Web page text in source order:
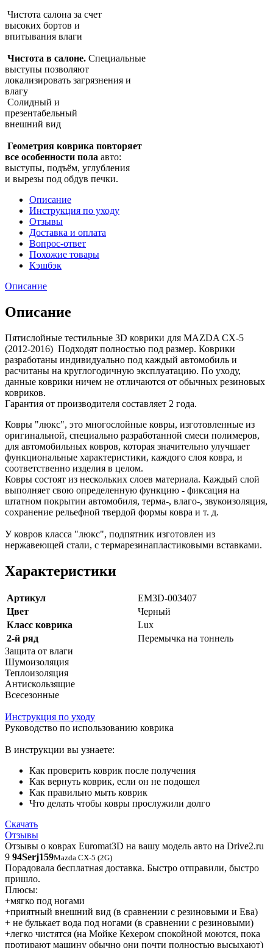
Чистота салона за счет
высоких бортов и
впитывания влаги
Чистота в салоне. Специальные
выступы позволяют
локализировать загрязнения и
влагу
Солидный и
презентабельный
внешний вид
Геометрия коврика повторяет
все особенности пола авто:
выступы, подъём, углубления
и вырезы под обдув печки.
Описание
Инструкция по уходу
Отзывы
Доставка и оплата
Вопрос-ответ
Похожие товары
Кэшбэк
Описание
Описание
Пятислойные тестильные 3D коврики для MAZDA CX-5
(2012-2016) Подходят полностью под размер. Коврики
разработаны индивидуально под каждый автомобиль и
расчитаны на круглогодичную эксплуатацию. По уходу,
данные коврики ничем не отличаются от обычных резиновых
ковриков.
Гарантия от производителя составляет 2 года.
Ковры "люкс", это многослойные ковры, изготовленные из
оригинальной, специально разработанной смеси полимеров,
для автомобильных ковров, которая значительно улучшает
функциональные характеристики, каждого слоя ковра, и
соответственно изделия в целом.
Ковры состоят из нескольких слоев материала. Каждый слой
выполняет свою определенную функцию - фиксация на
штатном покрытии автомобиля, терма-, влаго-, звукоизоляция,
сохранение рельефной твердой формы ковра и т. д.
У ковров класса "люкс", подпятник изготовлен из
нержавеющей стали, с термарезинапластиковыми вставками.
Характеристики
Артикул
EM3D-003407
Цвет
Черный
Класс коврика
Lux
2-й ряд
Перемычка на тоннель
Защита от влаги
Шумоизоляция
Теплоизоляция
Антискользящие
Всесезонные
Инструкция по уходу
Руководство по использованию коврика
В инструкции вы узнаете:
Как проверить коврик после получения
Как вернуть коврик, если он не подошел
Как правильно мыть коврик
Что делать чтобы ковры прослужили долго
Скачать
Отзывы
Отзывы о коврах Euromat3D на вашу модель авто на Drive2.ru
9 94Serj159Mazda CX-5 (2G)
Порадовала бесплатная доставка. Быстро отправили, быстро
пришло.
Плюсы:
+мягко под ногами
+приятный внешний вид (в сравнении с резиновыми и Ева)
+ не булькает вода под ногами (в сравнении с резиновыми)
+легко чистятся (на Мойке Кехером спокойной моются, пока
протирают машину обычно они почти полностью высыхают)